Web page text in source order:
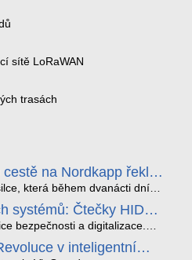
sítě LoRaWAN
trasách
na Nordkapp řekla
MAX
která během dvanácti dní
2 MAX jsme vzali na trasu z
a finské Laponsko až na
v mrazu až −13 °C a mimo
jen čára na mapě, ale
systémů: Čtečky HID
bezpečnosti a digitalizace.
moderní a vysoce univerzální
v inteligentní